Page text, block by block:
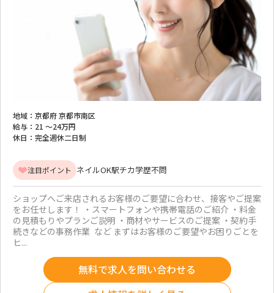
地域： 京都府 京都市南区
給与： 21 ～24万円
休日： 完全週休二日制
注目ポイント ネイルOK駅チカ学歴不問
ショップへご来店されるお客様のご要望に合わせ、接客やご提案
をお任せします！ ・スマートフォンや携帯電話のご紹介 ・料金
の見積もりやプランご説明 ・商材やサービスのご提案 ・契約手
続きなどの事務作業 など まずはお客様のご要望やお困りごとを
ヒ...
無料で求人を問い合わせる